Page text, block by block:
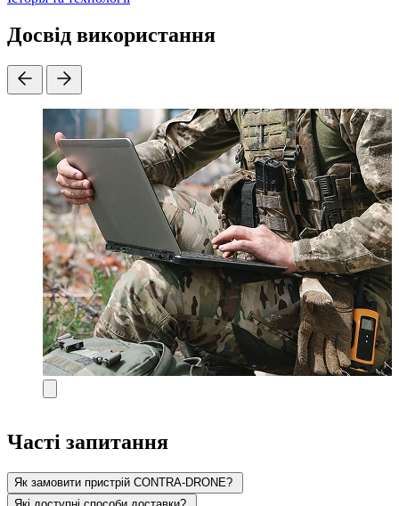
Досвід використання
Часті запитання
Як замовити пристрій CONTRA-DRONE?